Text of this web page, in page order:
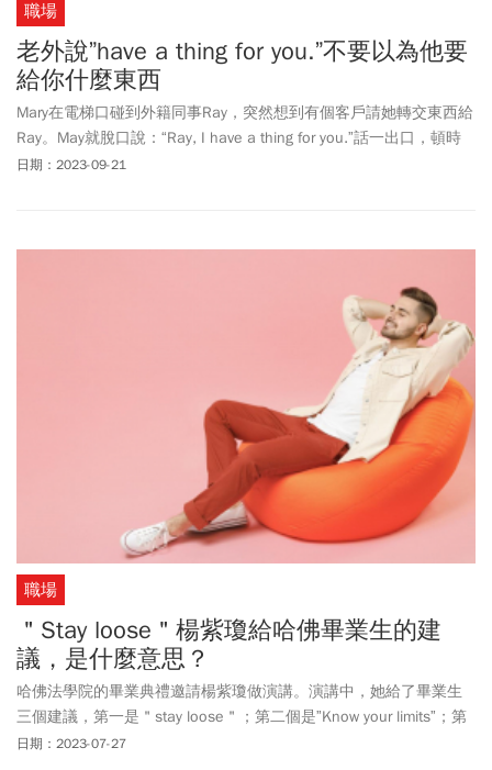
職場
老外說”have a thing for you.”不要以為他要
給你什麼東西
Mary在電梯口碰到外籍同事Ray，突然想到有個客戶請她轉交東西給
Ray。May就脫口說：“Ray, I have a thing for you.”話一出口，頓時
氣氛一陣尷尬，Mary搞不清楚發生了什麼事啊！原來thing這個熟悉
日期：2023-09-21
職場
＂Stay loose＂楊紫瓊給哈佛畢業生的建
議，是什麼意思？
哈佛法學院的畢業典禮邀請楊紫瓊做演講。演講中，她給了畢業生
三個建議，第一是＂stay loose＂；第二個是”Know your limits”；第
三個是＂Find your people＂。第二和第三，字面容易理解，Know
日期：2023-07-27